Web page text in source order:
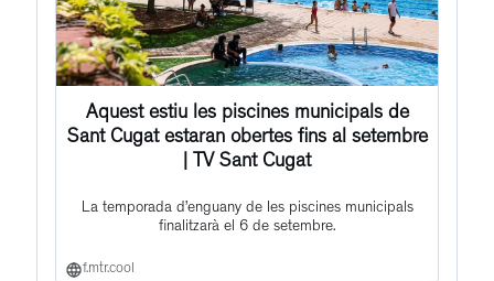
Aquest estiu les piscines municipals de
Sant Cugat estaran obertes fins al setembre
| TV Sant Cugat
La temporada d’enguany de les piscines municipals
finalitzarà el 6 de setembre.
f.mtr.cool